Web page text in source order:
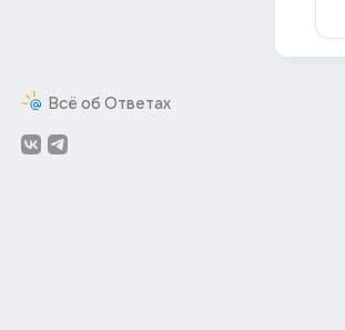
Всё об Ответах